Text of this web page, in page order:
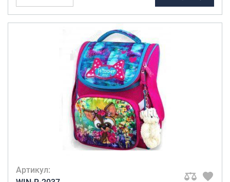
Сумки колесные
Сумки спортивные
Сумки деловые
Сумки поясные
Сумки пляжные
Сумки для ноутбуков
Сумки-тележки хозяйственные
Сумки-рюкзаки на колёсах
Сумки детские
Рюкзаки
Артикул: